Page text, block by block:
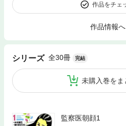
作品をチェ
作品情報へ
シリーズ 全30冊 完結
未購入巻をま
監察医朝顔1